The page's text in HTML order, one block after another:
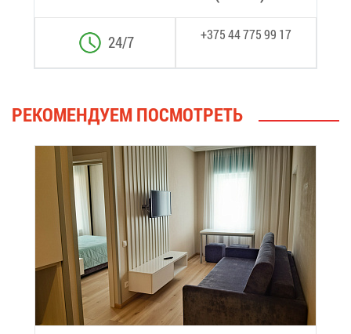
+375 44 775 99 17
24/7
РЕ­КО­МЕН­ДУ­ЕМ ПО­СМОТ­РЕТЬ